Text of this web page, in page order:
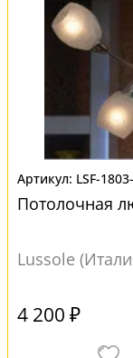
LSF-
Потолочная
Lussole
4 200 ₽